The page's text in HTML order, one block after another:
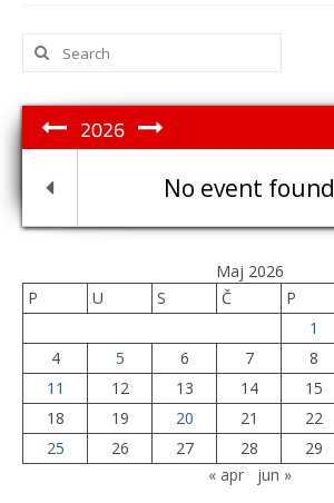
Search
for:
2026
No event found
Maj 2026
P
U S Č P
1
4
5 6 7 8
11
12 13 14 15
18
19 20 21 22
25
26 27 28 29
« apr
jun »